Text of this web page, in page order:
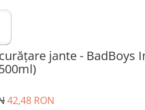
jante - BadBoys
42,48 RON